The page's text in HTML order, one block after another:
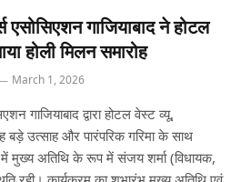
एसोसिएशन गाजियाबाद ने होटल
होली मिलन समारोह
March 1, 2026
गाजियाबाद द्वारा होटल वेस्ट व्यू,
बड़े उत्साह और पारंपरिक गरिमा के साथ
मुख्य अतिथि के रूप में संजय शर्मा (विधायक,